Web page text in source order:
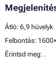
Átló: 6,9 hüvelyk
Felbontás:
Érintsd meg: .